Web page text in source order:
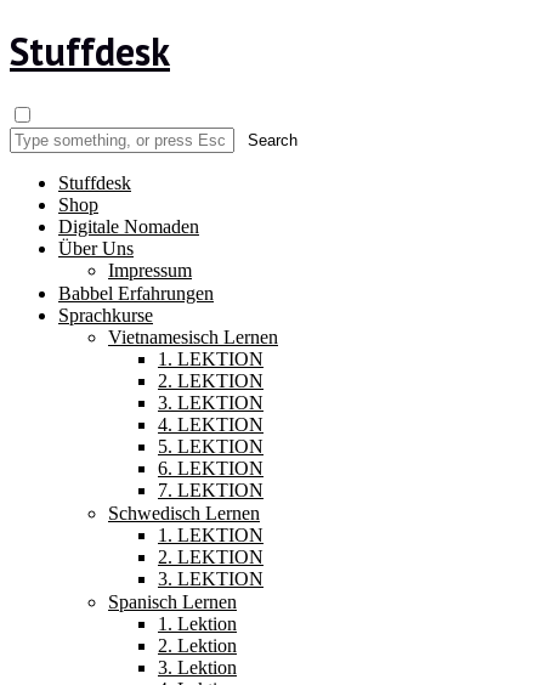
Stuffdesk
Stuffdesk
Shop
Digitale Nomaden
Über Uns
Impressum
Babbel Erfahrungen
Sprachkurse
Vietnamesisch Lernen
1. LEKTION
2. LEKTION
3. LEKTION
4. LEKTION
5. LEKTION
6. LEKTION
7. LEKTION
Schwedisch Lernen
1. LEKTION
2. LEKTION
3. LEKTION
Spanisch Lernen
1. Lektion
2. Lektion
3. Lektion